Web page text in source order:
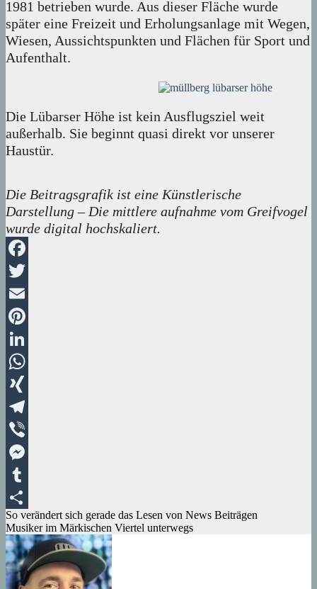
1981 betrieben wurde. Aus dieser Fläche wurde
später eine Freizeit und Erholungsanlage mit Wegen,
Wiesen, Aussichtspunkten und Flächen für Sport und
Aufenthalt.
Die Lübarser Höhe ist kein Ausflugsziel weit
außerhalb. Sie beginnt quasi direkt vor unserer
Haustür.
Die Beitragsgrafik ist eine Künstlerische
Darstellung – Die mittlere aufnahme vom Greifvogel
wurde digital hochskaliert.
Facebook
Twitter
Email
Pinterest
LinkedIn
WhatsApp
XING
Telegram
Viber
Messenger
Tumblr
Teilen
Beitragsnavigation
So verändert sich gerade das Lesen von News Beiträgen
Musiker im Märkischen Viertel unterwegs